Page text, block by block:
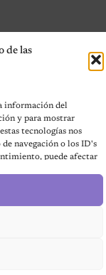
de las
información del
y para mostrar
tecnologías nos
navegación o los ID's
puede afectar